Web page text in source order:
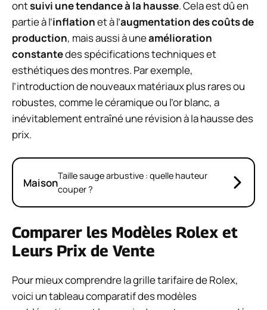
ontsuivi une tendance à la hausse. Cela est dû en
partie à l’inflationet à l’augmentation des coûts de
production, mais aussi à uneamélioration
constantedes spécifications techniques et
esthétiques des montres. Par exemple,
l’introduction de nouveaux matériaux plus rares ou
robustes, comme le céramique ou l’or blanc, a
inévitablement entraîné une révision à la hausse des
prix.
MaisonTaille sauge arbustive : quelle hauteur
couper ?
Comparer les Modèles Rolex et
Leurs Prix de Vente
Pour mieux comprendre la grille tarifaire de Rolex,
voici un tableau comparatif des modèles